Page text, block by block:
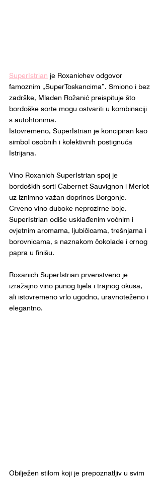
SuperIstrian je Roxanichev odgovor
famoznim „SuperToskancima”. Smiono i bez
zadrške, Mladen Rožanić preispituje što
bordoške sorte mogu ostvariti u kombinaciji
s autohtonima.
Istovremeno, SuperIstrian je koncipiran kao
simbol osobnih i kolektivnih postignuća
Istrijana.
Vino Roxanich SuperIstrian spoj je
bordoških sorti Cabernet Sauvignon i Merlot
uz iznimno važan doprinos Borgonje.
Crveno vino duboke neprozirne boje,
SuperIstrian odiše usklađenim voćnim i
cvjetnim aromama, ljubičicama, trešnjama i
borovnicama, s naznakom čokolade i crnog
papra u finišu.
Roxanich SuperIstrian prvenstveno je
izražajno vino punog tijela i trajnog okusa,
ali istovremeno vrlo ugodno, uravnoteženo i
elegantno.
Obilježen stilom koji je prepoznatljiv u svim